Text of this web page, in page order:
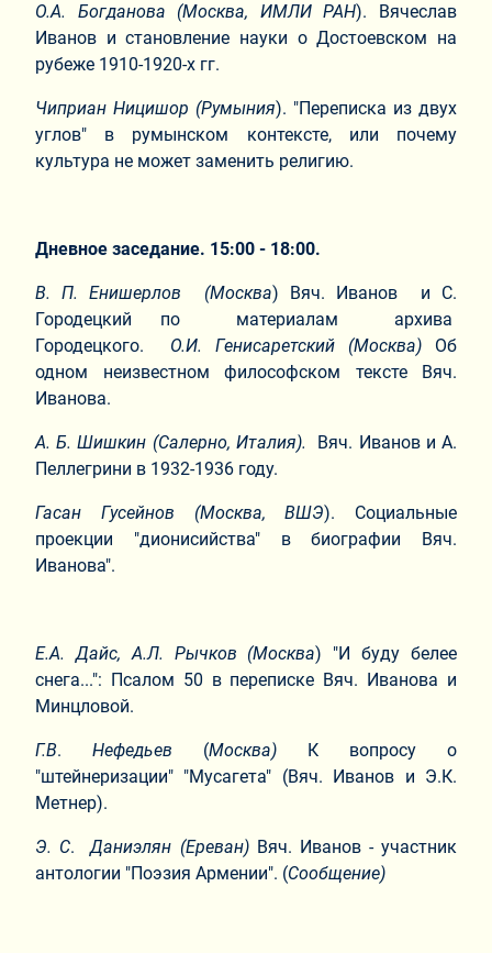
О.А. Богданова (Москва, ИМЛИ РАН). Вячеслав
Иванов и становление науки о Достоевском на
рубеже 1910-1920-х гг.
Чиприан Ницишор (Румыния). "Переписка из двух
углов" в румынском контексте, или почему
культура не может заменить религию.
Дневное заседание. 15:00 - 18:00.
В. П. Енишерлов (Москва) Вяч. Иванов и С.
Городецкий по материалам архива
Городецкого. О.И. Генисаретский (Москва) Об
одном неизвестном философском тексте Вяч.
Иванова.
А. Б. Шишкин (Салерно, Италия). Вяч. Иванов и А.
Пеллегрини в 1932-1936 году.
Гасан Гусейнов (Москва, ВШЭ). Социальные
проекции "дионисийства" в биографии Вяч.
Иванова".
Е.А. Дайс, А.Л. Рычков (Москва) "И буду белее
снега...": Псалом 50 в переписке Вяч. Иванова и
Минцловой.
Г.В. Нефедьев (Москва) К вопросу о
"штейнеризации" "Мусагета" (Вяч. Иванов и Э.К.
Метнер).
Э. С.Даниэлян (Ереван)Вяч. Иванов - участник
антологии "Поэзия Армении". (Сообщение)